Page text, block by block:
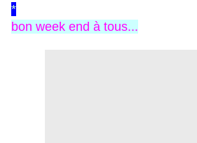
*
bon week end à tous...